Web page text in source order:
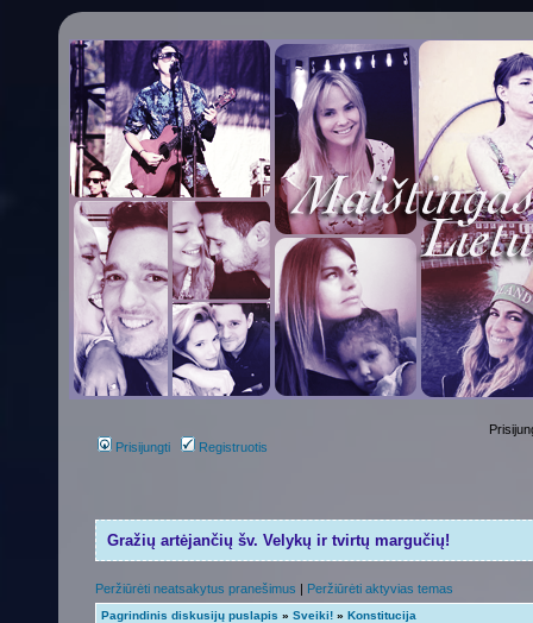
Prisijungti Registruotis
Gražių artėjančių šv. Velykų ir tvirtų margučių!
Peržiūrėti neatsakytus pranešimus | Peržiūrėti aktyvias temas
Pagrindinis diskusijų puslapis » Sveiki! » Konstitucija